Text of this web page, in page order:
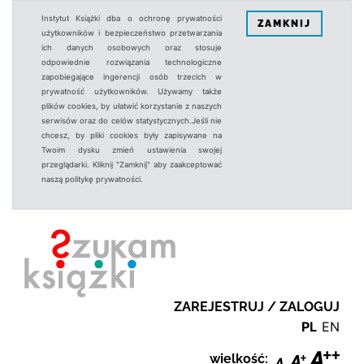
Instytut Książki dba o ochronę prywatności
użytkowników i bezpieczeństwo przetwarzania
ich danych osobowych oraz stosuje
odpowiednie rozwiązania technologiczne
zapobiegające ingerencji osób trzecich w
prywatność użytkowników. Używamy także
plików cookies, by ułatwić korzystanie z naszych
serwisów oraz do celów statystycznych.Jeśli nie
chcesz, by pliki cookies były zapisywane na
Twoim dysku zmień ustawienia swojej
przeglądarki. Kliknij "Zamknij" aby zaakceptować
naszą politykę prywatności.
ZAMKNIJ
ZAREJESTRUJ / ZALOGUJ
PL EN
wielkość: